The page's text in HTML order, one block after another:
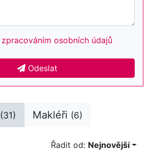
zpracováním osobních údajů
Odeslat
(31) Makléři (6)
Řadit od: Nejnovější